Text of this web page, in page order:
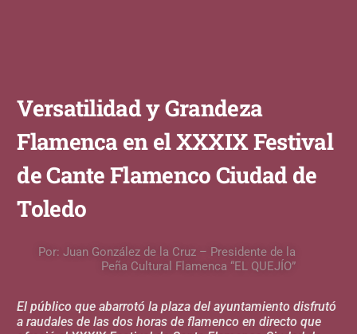
Versatilidad y Grandeza
Flamenca en el XXXIX Festival
de Cante Flamenco Ciudad de
Toledo
Por: Juan González de la Cruz – Presidente de la
Peña Cultural Flamenca “EL QUEJÍO”
El público que abarrotó la plaza del ayuntamiento disfrutó
a raudales de las dos horas de flamenco en directo que